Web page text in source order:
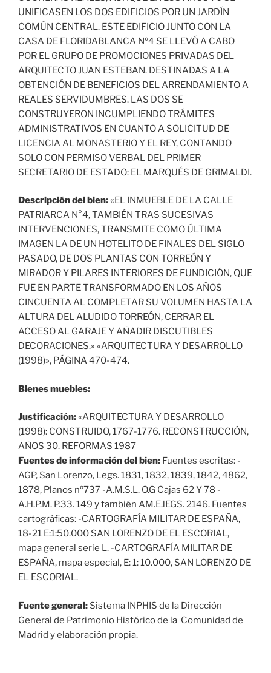
UNIFICASEN LOS DOS EDIFICIOS POR UN JARDÍN
COMÚN CENTRAL. ESTE EDIFICIO JUNTO CON LA
CASA DE FLORIDABLANCA Nº4 SE LLEVÓ A CABO
POR EL GRUPO DE PROMOCIONES PRIVADAS DEL
ARQUITECTO JUAN ESTEBAN. DESTINADAS A LA
OBTENCIÓN DE BENEFICIOS DEL ARRENDAMIENTO A
REALES SERVIDUMBRES. LAS DOS SE
CONSTRUYERON INCUMPLIENDO TRÁMITES
ADMINISTRATIVOS EN CUANTO A SOLICITUD DE
LICENCIA AL MONASTERIO Y EL REY, CONTANDO
SOLO CON PERMISO VERBAL DEL PRIMER
SECRETARIO DE ESTADO: EL MARQUÉS DE GRIMALDI.
Descripción del bien:«EL INMUEBLE DE LA CALLE
PATRIARCA N°4, TAMBIÉN TRAS SUCESIVAS
INTERVENCIONES, TRANSMITE COMO ÚLTIMA
IMAGEN LA DE UN HOTELITO DE FINALES DEL SIGLO
PASADO, DE DOS PLANTAS CON TORREÓN Y
MIRADOR Y PILARES INTERIORES DE FUNDICIÓN, QUE
FUE EN PARTE TRANSFORMADO EN LOS AÑOS
CINCUENTA AL COMPLETAR SU VOLUMEN HASTA LA
ALTURA DEL ALUDIDO TORREÓN, CERRAR EL
ACCESO AL GARAJE Y AÑADIR DISCUTIBLES
DECORACIONES.» «ARQUITECTURA Y DESARROLLO
(1998)», PÁGINA 470-474.
Bienes muebles:
Justificación:«ARQUITECTURA Y DESARROLLO
(1998): CONSTRUIDO, 1767-1776. RECONSTRUCCIÓN,
AÑOS 30. REFORMAS 1987
Fuentes de información del bien: Fuentes escritas: -
AGP, San Lorenzo, Legs. 1831, 1832, 1839, 1842, 4862,
1878, Planos nº737 -A.M.S.L. O.G Cajas 62 Y 78 -
A.H.P.M. P.33. 149 y también AM.E.lEGS. 2146. Fuentes
cartográficas: -CARTOGRAFÍA MILITAR DE ESPAÑA,
18-21 E:1:50.000 SAN LORENZO DE EL ESCORIAL,
mapa general serie L. -CARTOGRAFÍA MILITAR DE
ESPAÑA, mapa especial, E: 1: 10.000, SAN LORENZO DE
EL ESCORIAL.
Fuente general: Sistema INPHIS de la Dirección
General de Patrimonio Histórico de la Comunidad de
Madrid y elaboración propia.